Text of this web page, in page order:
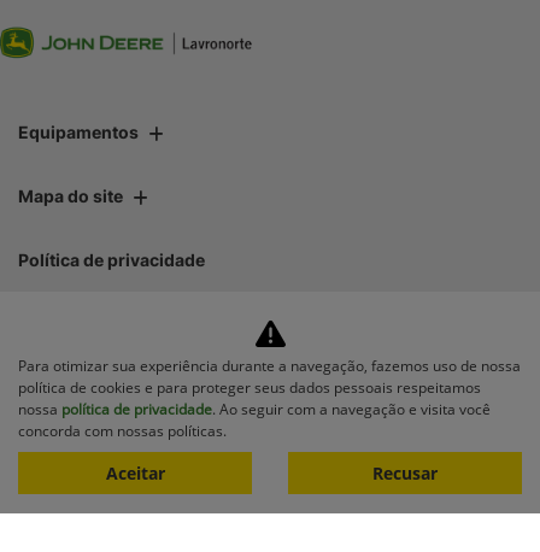
Equipamentos
Mapa do site
Política de privacidade
Lavronorte Máquinas Ltda
CNPJ: 05.283.031/0001-10
No trânsito, enxergar o outro
salva vidas.
Para otimizar sua experiência durante a navegação, fazemos uso de nossa
política de cookies e para proteger seus dados pessoais respeitamos
nossa política de privacidade. Ao seguir com a navegação e visita você
concorda com nossas políticas.
Aceitar Recusar